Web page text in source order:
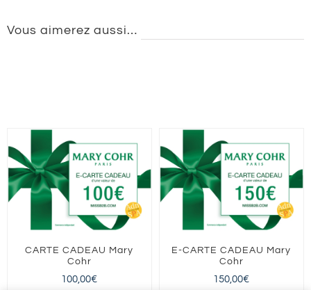
Vous aimerez aussi…
CARTE CADEAU Mary
Cohr
100,00€
E-CARTE CADEAU Mary
Cohr
150,00€